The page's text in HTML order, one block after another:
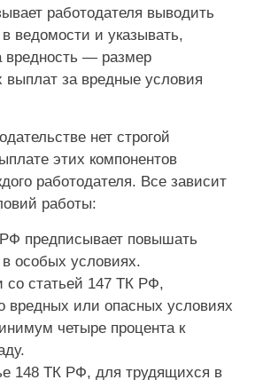
работодателя выводить
ведомости и указывать,
вредность — размер
выплат за вредные условия
нет строгой
этих компонентов
работодателя. Все зависит
работы:
предписывает повышать
в особых условиях.
со статьей 147 ТК РФ,
вредных или опасных условиях
четыре процента к
148 ТК РФ, для трудящихся в